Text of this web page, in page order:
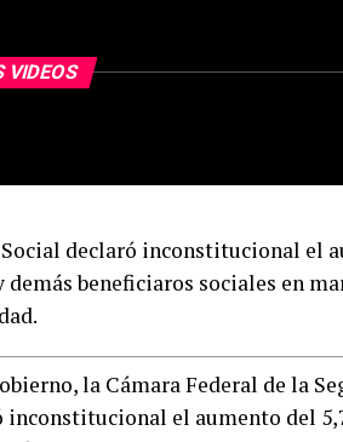
VIDEOS
declaró inconstitucional el
beneficiaros sociales en
la Cámara Federal de la
inconstitucional el aumento del